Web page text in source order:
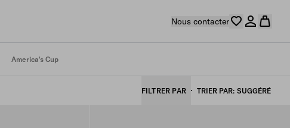
Nous contacter
America's Cup
FILTRER PAR TRIER PAR SUGGÉRÉ